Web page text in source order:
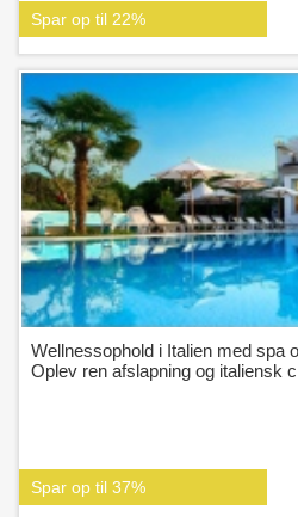
Spar op til 22%
Wellnessophold i Italien med spa
Oplev ren afslapning og italiensk
Spar op til 37%